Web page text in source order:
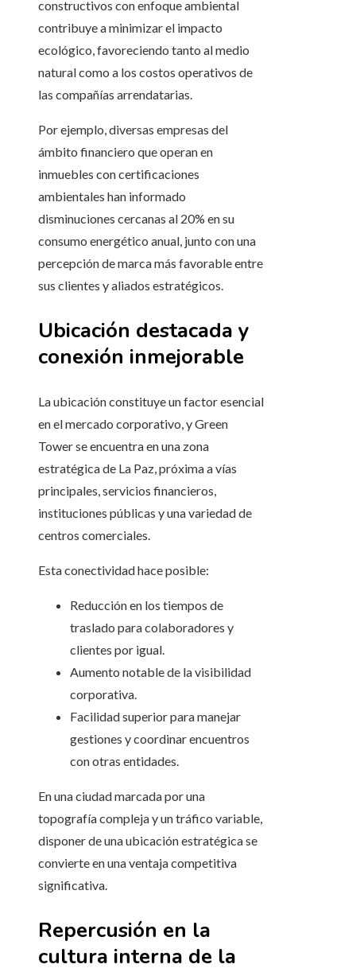
constructivos con enfoque ambiental
contribuye a minimizar el impacto
ecológico, favoreciendo tanto al medio
natural como a los costos operativos de
las compañías arrendatarias.
Por ejemplo, diversas empresas del
ámbito financiero que operan en
inmuebles con certificaciones
ambientales han informado
disminuciones cercanas al 20% en su
consumo energético anual, junto con una
percepción de marca más favorable entre
sus clientes y aliados estratégicos.
Ubicación destacada y
conexión inmejorable
La ubicación constituye un factor esencial
en el mercado corporativo, y Green
Tower se encuentra en una zona
estratégica de La Paz, próxima a vías
principales, servicios financieros,
instituciones públicas y una variedad de
centros comerciales.
Esta conectividad hace posible:
Reducción en los tiempos de
traslado para colaboradores y
clientes por igual.
Aumento notable de la visibilidad
corporativa.
Facilidad superior para manejar
gestiones y coordinar encuentros
con otras entidades.
En una ciudad marcada por una
topografía compleja y un tráfico variable,
disponer de una ubicación estratégica se
convierte en una ventaja competitiva
significativa.
Repercusión en la
cultura interna de la